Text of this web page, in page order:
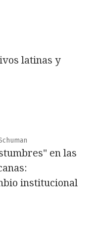
latinas y
en las
institucional